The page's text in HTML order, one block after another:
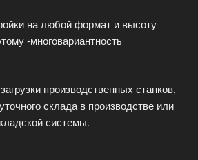
на любой формат и высоту
-многовариантность
производственных станков,
склада в производстве или
системы.